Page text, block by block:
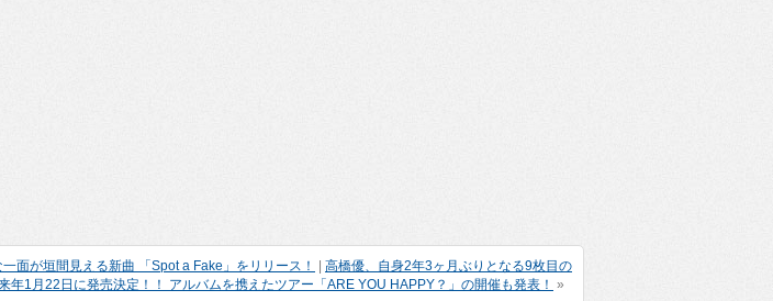
面が垣間見える新曲 「Spot a Fake」をリリース！
高橋優、自身2年3ヶ月ぶりとなる9枚目の
年1月22日に発売決定！！ アルバムを携えたツアー「ARE YOU HAPPY？」の開催も発表！ »